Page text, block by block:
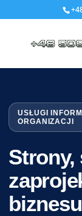
USŁUGI
ORGANIZACJI
Strony,
biznesu